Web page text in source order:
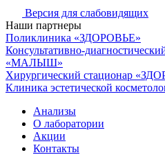
Версия для слабовидящих
Наши партнеры
Поликлиника «ЗДОРОВЬЕ»
Консультативно-
«МАЛЫШ»
Хирургический стационар
Клиника эстетической
Анализы
О лаборатории
Акции
Контакты